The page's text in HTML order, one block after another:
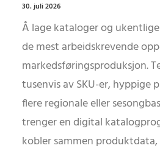
30. juli 2026
Å lage kataloger og
de mest arbeidskrevende
markedsføringsproduksjon.
tusenvis av SKU-er, hyppige
flere regionale eller
trenger en digital
kobler sammen